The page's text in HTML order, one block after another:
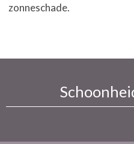
zonneschade.